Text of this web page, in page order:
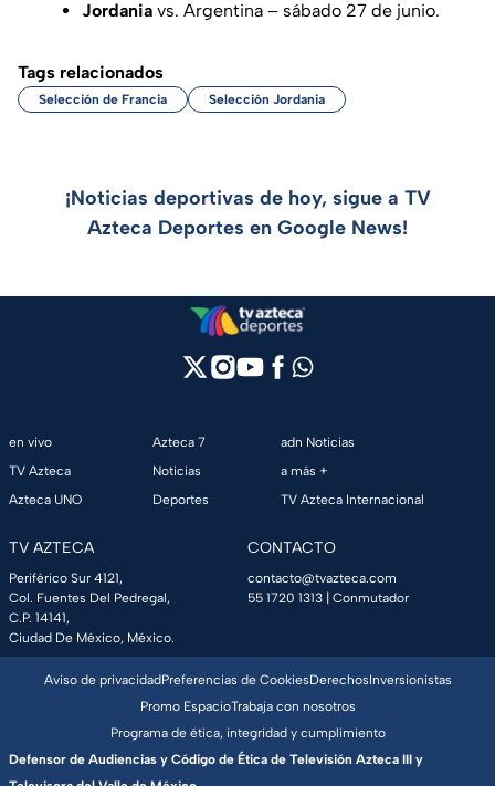
Jordania vs. Argentina – sábado 27 de junio.
Tags relacionados
Selección de Francia Selección Jordania
¡Noticias deportivas de hoy, sigue a TV
Azteca Deportes en Google News!
en vivo
TV Azteca
Azteca UNO
Azteca 7
Noticias
Deportes
adn Noticias
a más +
TV Azteca Internacional
TV AZTECA
Periférico Sur 4121,
Col. Fuentes Del Pedregal,
C.P. 14141,
Ciudad De México, México.
CONTACTO
contacto@tvazteca.com
55 1720 1313 | Conmutador
Aviso de privacidadPreferencias de CookiesDerechosInversionistas
Promo EspacioTrabaja con nosotros
Programa de ética, integridad y cumplimiento
Defensor de Audiencias y Código de Ética de Televisión Azteca III y